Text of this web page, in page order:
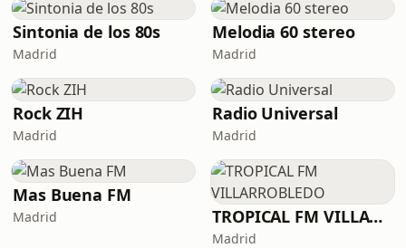
Sintonia de los 80s
Madrid
Melodia 60 stereo
Madrid
Rock ZIH
Madrid
Radio Universal
Madrid
Mas Buena FM
Madrid TROPICAL FM VILLARROBLEDO
Madrid